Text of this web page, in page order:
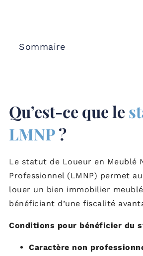
Sommaire
Qu’est-ce que le
LMNP?
Le statut de Loueur en Meublé
Professionnel (LMNP) permet
louer un bien immobilier
bénéficiant d’une fiscalité
Conditions pour bénéficier du
Caractère non